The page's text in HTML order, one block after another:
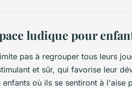
ludique pour
pas à regrouper tous leurs
et sûr, qui favorise leur
où ils se sentiront à l'aise